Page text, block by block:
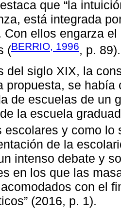
que “la
está integrada
Con ellos engarza
(BERRIO, 1996, p. 89).
del siglo XIX, la
propuesta, se
de escuelas de un
la escuela
escolares y como lo
de la
intenso debate y
en los que las
con el
(2016, p. 1).